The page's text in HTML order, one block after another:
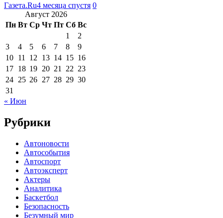
Газета.Ru4 месяца спустя 0
Август 2026
Пн Вт Ср Чт Пт Сб Вс
1
2
3
4 5 6 7 8
9
10 11 12 13 14 15 16
17 18 19 20 21 22 23
24 25 26 27 28 29 30
31
« Июн
Рубрики
Автоновости
Автособытия
Автоспорт
Автоэксперт
Актеры
Аналитика
Баскетбол
Безопасность
Безумный мир